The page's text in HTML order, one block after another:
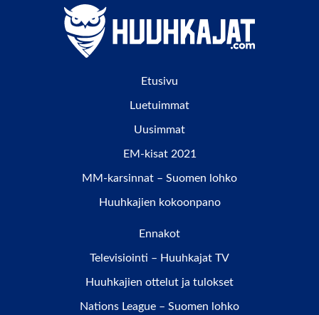
Etusivu
Luetuimmat
Uusimmat
EM-kisat 2021
MM-karsinnat – Suomen lohko
Huuhkajien kokoonpano
Ennakot
Televisiointi – Huuhkajat TV
Huuhkajien ottelut ja tulokset
Nations League – Suomen lohko